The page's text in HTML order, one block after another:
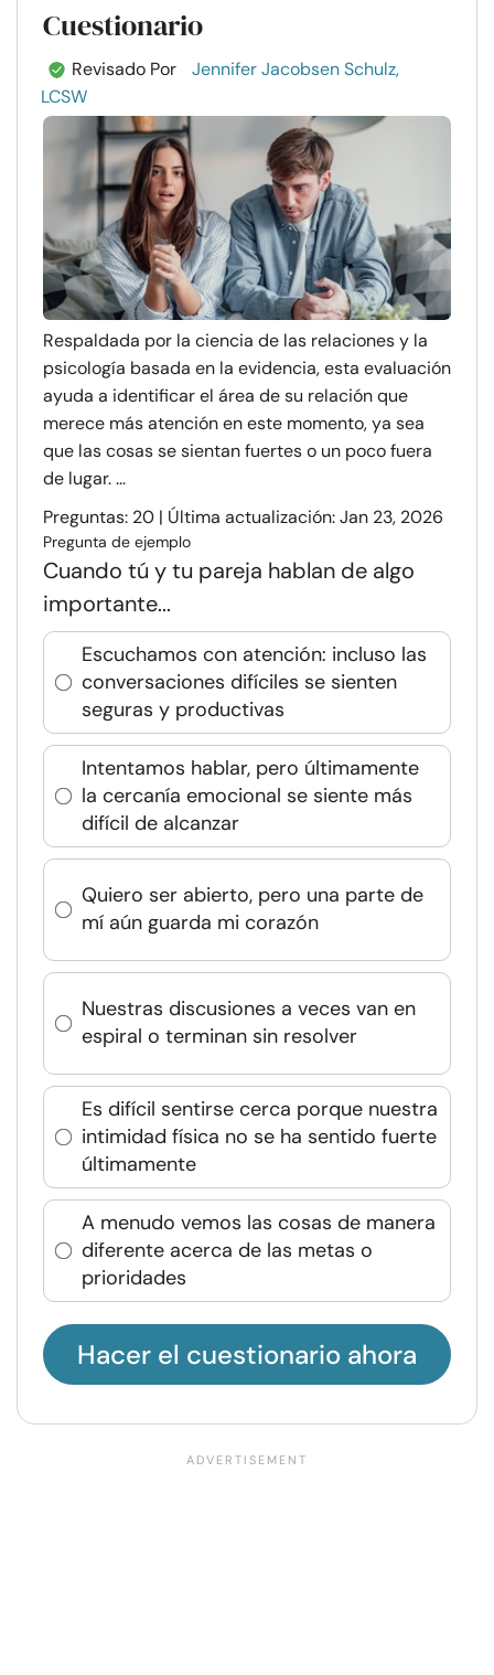
Cuestionario
Revisado Por
Jennifer Jacobsen Schulz,
LCSW
Respaldada por la ciencia de las relaciones y la
psicología basada en la evidencia, esta evaluación
ayuda a identificar el área de su relación que
merece más atención en este momento, ya sea
que las cosas se sientan fuertes o un poco fuera
de lugar. ...
Preguntas: 20 | Última actualización: Jan 23, 2026
Pregunta de ejemplo
Cuando tú y tu pareja hablan de algo
importante...
Escuchamos con atención: incluso las
conversaciones difíciles se sienten
seguras y productivas
Intentamos hablar, pero últimamente
la cercanía emocional se siente más
difícil de alcanzar
Quiero ser abierto, pero una parte de
mí aún guarda mi corazón
Nuestras discusiones a veces van en
espiral o terminan sin resolver
Es difícil sentirse cerca porque nuestra
intimidad física no se ha sentido fuerte
últimamente
A menudo vemos las cosas de manera
diferente acerca de las metas o
prioridades
Hacer el cuestionario ahora